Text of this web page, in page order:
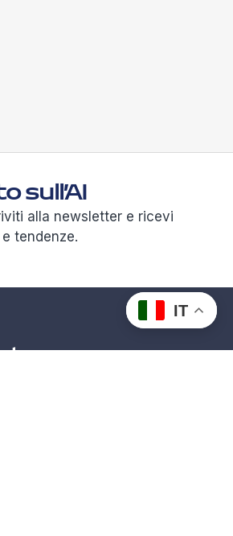
sull’AI
alla newsletter e ricevi
tendenze.
IT